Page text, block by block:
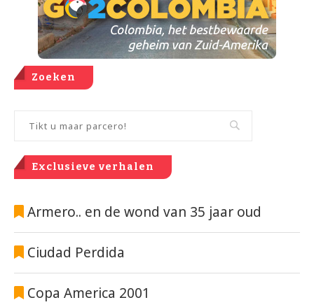
Zoeken
Exclusieve verhalen
Armero.. en de wond van 35 jaar oud
Ciudad Perdida
Copa America 2001